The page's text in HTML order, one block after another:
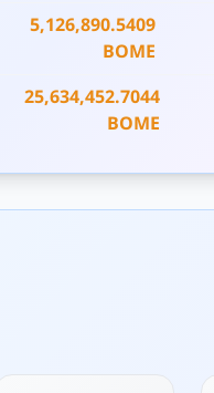
5,126,890.5409
BOME
25,634,452.7044
BOME